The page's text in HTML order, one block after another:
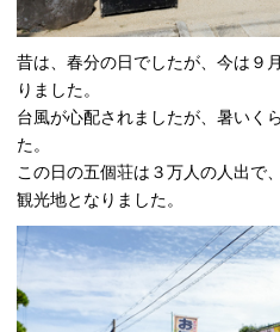
昔は、春分の日でしたが、今は９
りました。
台風が心配されましたが、暑いく
た。
この日の五個荘は３万人の人出で
観光地となりました。